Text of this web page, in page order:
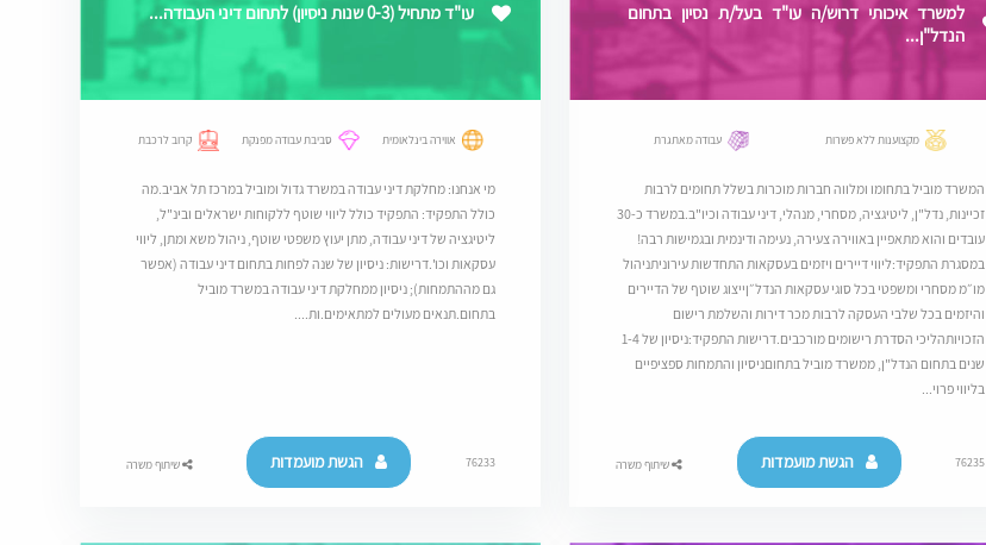
למשרד איכותי דרוש/ה עו"ד בעל/ת נסיון בתחום
הנדל"ן...
מקצוענות ללא פשרות עבודה מאתגרת
המשרד מוביל בתחומו ומלווה חברות מוכרות בשלל תחומים לרבות
זכיינות, נדל"ן, ליטיגציה, מסחרי, מנהלי, דיני עבודה וכיו"ב.במשרד כ-30
עובדים והוא מתאפיין באווירה צעירה, נעימה ודינמית ובגמישות רבה!
במסגרת התפקיד:ליווי דיירים ויזמים בעסקאות התחדשות עירוניתניהול
מו״מ מסחרי ומשפטי בכל סוגי עסקאות הנדל״ןייצוג שוטף של הדיירים
והיזמים בכל שלבי העסקה לרבות מכר דירות והשלמת רישום
הזכויות⁠הליכי הסדרת רישומים מורכבים.דרישות התפקיד:ניסיון של 1-4
שנים בתחום הנדל"ן, ממשרד מוביל בתחוםניסיון והתמחות ספציפיים
בליווי פרוי...
76235 הגשת מועמדות שיתוף משרה
עו"ד מתחיל (0-3 שנות ניסיון) לתחום דיני העבודה...
אווירה בינלאומית סביבת עבודה מפנקת קרוב לרכבת
מי אנחנו: מחלקת דיני עבודה במשרד גדול ומוביל במרכז תל אביב.מה
כולל התפקיד: התפקיד כולל ליווי שוטף ללקוחות ישראלים ובינ"ל,
ליטיגציה של דיני עבודה, מתן יעוץ משפטי שוטף, ניהול משא ומתן, ליווי
עסקאות וכו'.דרישות: ניסיון של שנה לפחות בתחום דיני עבודה (אפשר
גם מההתמחות); ניסיון ממחלקת דיני עבודה במשרד מוביל
בתחום.תנאים מעולים למתאימים.ות....
76233 הגשת מועמדות שיתוף משרה